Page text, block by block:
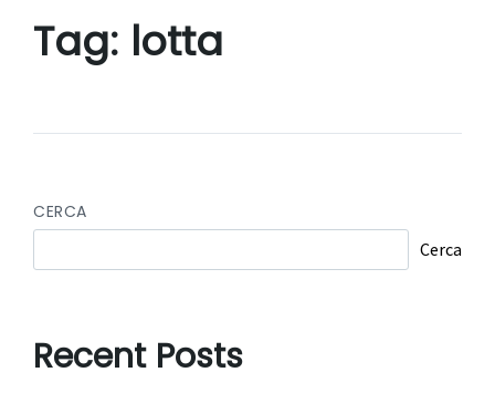
Tag: lotta
CERCA
Cerca
Recent Posts